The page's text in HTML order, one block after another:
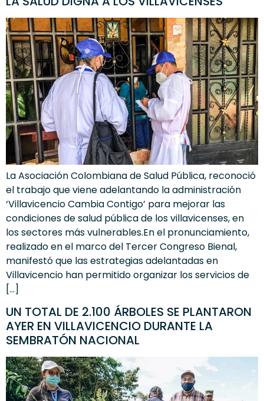
La Asociación Colombiana de Salud Pública, reconoció
el trabajo que viene adelantando la administración
‘Villavicencio Cambia Contigo’ para mejorar las
condiciones de salud pública de los villavicenses, en
los sectores más vulnerables.En el pronunciamiento,
realizado en el marco del Tercer Congreso Bienal,
manifestó que las estrategias adelantadas en
Villavicencio han permitido organizar los servicios de
[…]
UN TOTAL DE 2.100 ÁRBOLES SE PLANTARON
AYER EN VILLAVICENCIO DURANTE LA
SEMBRATÓN NACIONAL